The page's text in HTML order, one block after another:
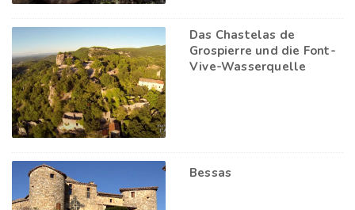
Das Chastelas de
Grospierre und die Font-
Vive-Wasserquelle
Bessas